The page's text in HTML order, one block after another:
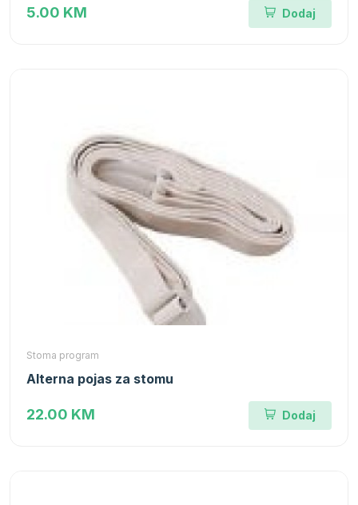
5.00 KM Dodaj
Stoma program
Alterna pojas za stomu
22.00 KM Dodaj